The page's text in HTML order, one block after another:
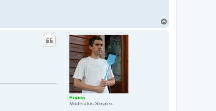
Enrico
Moderatus Simplex